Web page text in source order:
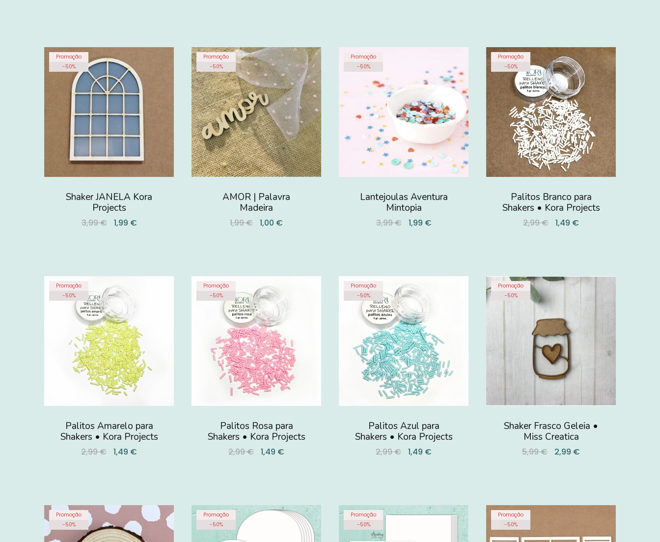
Promoção
-50%
Shaker JANELA Kora
Projects
3,99 € 1,99 €
Promoção
-50%
AMOR | Palavra
Madeira
1,99 € 1,00 €
Promoção
-50%
Lantejoulas Aventura
Mintopia
3,99 € 1,99 €
Promoção
-50%
Palitos Branco para
Shakers • Kora Projects
2,99 € 1,49 €
Promoção
-50%
Palitos Amarelo para
Shakers • Kora Projects
2,99 € 1,49 €
Promoção
-50%
Palitos Rosa para
Shakers • Kora Projects
2,99 € 1,49 €
Promoção
-50%
Palitos Azul para
Shakers • Kora Projects
2,99 € 1,49 €
Promoção
-50%
Shaker Frasco Geleia •
Miss Creatica
5,99 € 2,99 €
Promoção
-50%
Promoção
-50%
Promoção
-50%
Promoção
-50%